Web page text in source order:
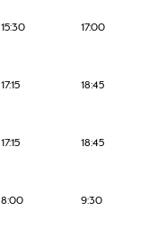
15:30 17:00
17:15 18:45
17:15 18:45
8:00 9:30